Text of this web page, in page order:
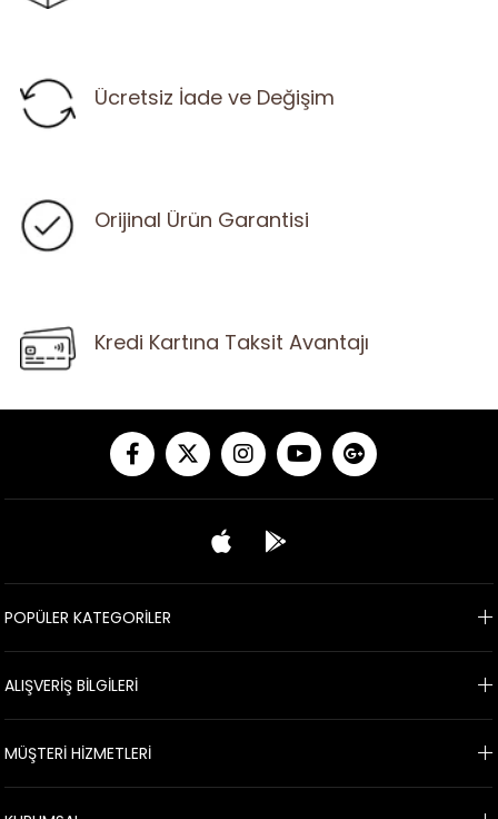
Ücretsiz İade ve Değişim
Orijinal Ürün Garantisi
Kredi Kartına Taksit Avantajı
POPÜLER KATEGORİLER
ALIŞVERİŞ BİLGİLERİ
MÜŞTERİ HİZMETLERİ